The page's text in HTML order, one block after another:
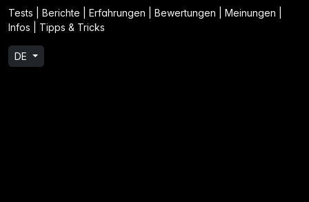
Tests | Berichte | Erfahrungen | Bewertungen | Meinungen |
Infos | Tipps & Tricks
DE